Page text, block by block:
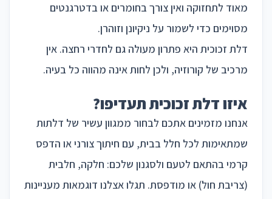
מאוד לתחזוקה ואין צורך בחומרים או בדטרגנטים
מסוימים כדי לשמור על ניקיונן וזוהרן.
דלת זכוכית היא פתרון מעולה גם לחדרי רחצה. אין
מרכיב של קורוזיה, ולכן לחות אינה מהווה כל בעיה.
איזו דלת זכוכית תעדיפו?
אנחנו מזמינים אתכם לבחור ממגוון עשיר של דלתות
שמתאימות לכל חלל בבית, עם חיתוך צורני או הדפס
קרמי בהתאם לטעם ולסגנון שלכם: חלקה, חלבית
(צריבת חול) או מודפסת. תגלו אצלנו דוגמאות מעניינות